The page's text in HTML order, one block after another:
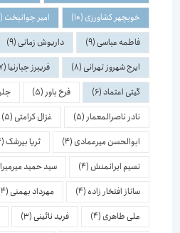
خوبچهر کشاورزی(10) امیر جوانبخت(10)
فاطمه عباسی(9) داریوش زمانی(9)
ایرج شهروز تهرانی(8) فریبرز جبارنیا(7)
گیتی اعتماد(6) فرخ باور (5) جلیل
نادر ناصرالمعمار(5) غزال کرامتی(5)
ابوالحسن میرعمادی(4) ثریا بیرشک(4)
نسیم ایرانمنش(4) سید حمید میرمیران(4)
ساناز افتخار زاده(4) مهرداد بهمنی(4)
علی طاهری(4) فرید نائینی(3)